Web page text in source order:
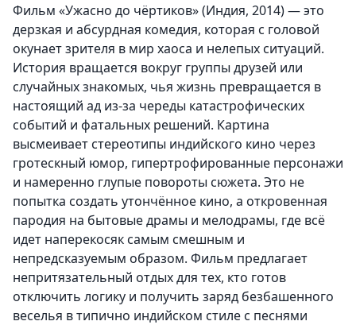
Фильм «Ужасно до чёртиков» (Индия, 2014) — это
дерзкая и абсурдная комедия, которая с головой
окунает зрителя в мир хаоса и нелепых ситуаций.
История вращается вокруг группы друзей или
случайных знакомых, чья жизнь превращается в
настоящий ад из-за череды катастрофических
событий и фатальных решений. Картина
высмеивает стереотипы индийского кино через
гротескный юмор, гипертрофированные персонажи
и намеренно глупые повороты сюжета. Это не
попытка создать утончённое кино, а откровенная
пародия на бытовые драмы и мелодрамы, где всё
идет наперекосяк самым смешным и
непредсказуемым образом. Фильм предлагает
непритязательный отдых для тех, кто готов
отключить логику и получить заряд безбашенного
веселья в типично индийском стиле с песнями